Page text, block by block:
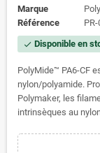
Marque
Référence
check Disponible en
PolyMide™ PA6-CF
nylon/polyamide.
Polymaker, les
intrinsèques au